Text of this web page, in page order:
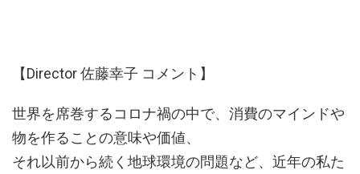
【Director 佐藤幸子 コメント】
世界を席巻するコロナ禍の中で、消費のマインドや
物を作ることの意味や価値、
それ以前から続く地球環境の問題など、近年の私た